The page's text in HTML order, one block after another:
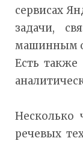
сервисах
задачи,
машинным
Есть также
Несколько
речевых